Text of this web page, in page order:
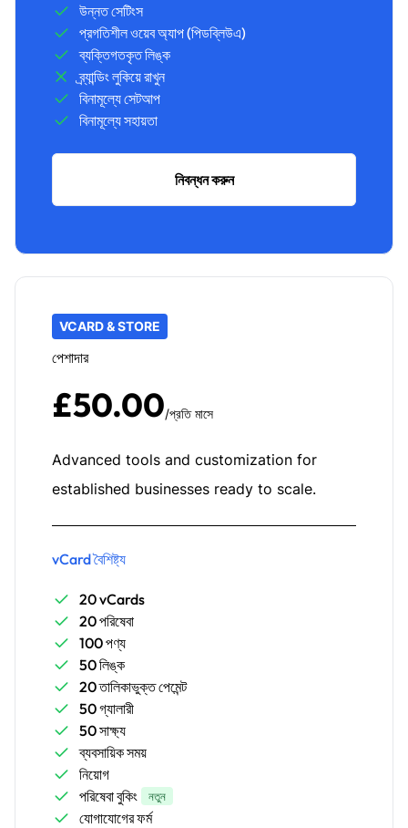
উন্নত সেটিংস
প্রগতিশীল ওয়েব অ্যাপ (পিডব্লিউএ)
ব্যক্তিগতকৃত লিঙ্ক
ব্র্যান্ডিং লুকিয়ে রাখুন
বিনামূল্যে সেটআপ
বিনামূল্যে সহায়তা
নিবন্ধন করুন
VCARD & STORE
পেশাদার
£50.00/প্রতি মাসে
Advanced tools and customization for
established businesses ready to scale.
vCard বৈশিষ্ট্য
20 vCards
20 পরিষেবা
100 পণ্য
50 লিঙ্ক
20 তালিকাভুক্ত পেমেন্ট
50 গ্যালারী
50 সাক্ষ্য
ব্যবসায়িক সময়
নিয়োগ
পরিষেবা বুকিং
নতুন
যোগাযোগের ফর্ম